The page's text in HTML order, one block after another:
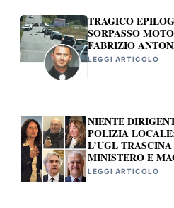
TRAGICO
SORPASSO
FABRIZIO
LEGGI ARTICOLO
NIENTE
POLIZIA
L’UGL
MINISTERO E
LEGGI ARTICOLO